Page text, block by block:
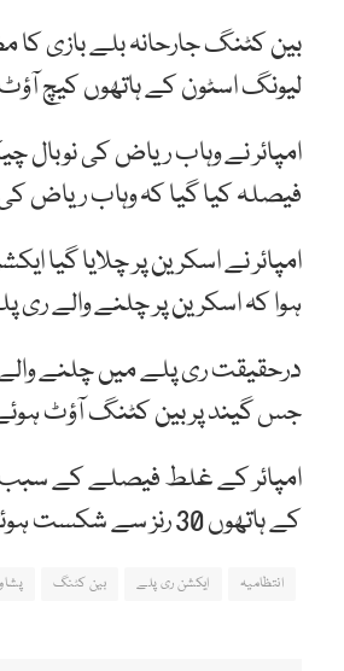
بین کٹنگ جارحانہ بلے بازی کا
لیونگ اسٹون کے ہاتھوں کیچ
امپائر نے وہاب ریاض کی نوبال
فیصلہ کیا گیا کہ وہاب ریاض کی
امپائر نے اسکرین پر چلایا گیا
ہوا کہ اسکرین پر چلنے والے
درحقیقت ری پلے میں چلنے
جس گیند پر بین کٹنگ آؤٹ
کے ہاتھوں 30 رنز سے شکست ہوئی تھی۔
انتظامیہ ایکشن ری پلے بین کٹنگ